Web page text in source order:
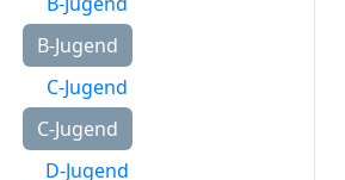
B-Jugend
C-Jugend